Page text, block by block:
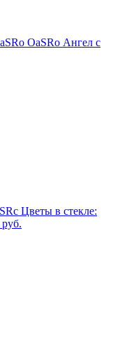
OaSRo Ангел с
Цветы в стекле:
руб.